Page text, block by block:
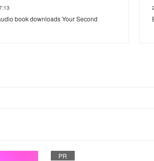
book downloads Your Second
PR